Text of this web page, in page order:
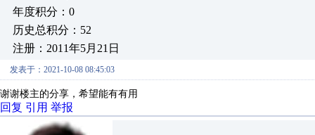
年度积分：0
历史总积分：52
注册：2011年5月21日
发表于：2021-10-08 08:45:03
谢谢楼主的分享，希望能有有用
回复 引用 举报